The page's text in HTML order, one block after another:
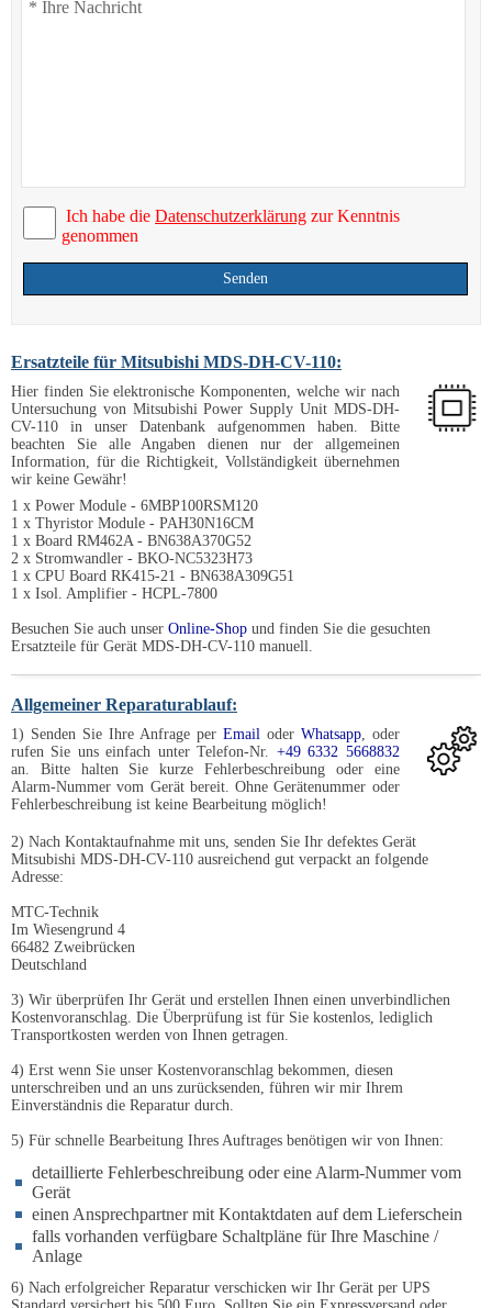
Ich habe die Datenschutzerklärung zur Kenntnis
genommen
Senden
Ersatzteile für Mitsubishi MDS-DH-CV-110:
Hier finden Sie elektronische Komponenten, welche wir nach
Untersuchung von Mitsubishi Power Supply Unit MDS-DH-
CV-110 in unser Datenbank aufgenommen haben. Bitte
beachten Sie alle Angaben dienen nur der allgemeinen
Information, für die Richtigkeit, Vollständigkeit übernehmen
wir keine Gewähr!
1 x Power Module - 6MBP100RSM120
1 x Thyristor Module - PAH30N16CM
1 x Board RM462A - BN638A370G52
2 x Stromwandler - BKO-NC5323H73
1 x CPU Board RK415-21 - BN638A309G51
1 x Isol. Amplifier - HCPL-7800
Besuchen Sie auch unser Online-Shop und finden Sie die gesuchten
Ersatzteile für Gerät MDS-DH-CV-110 manuell.
Allgemeiner Reparaturablauf:
1) Senden Sie Ihre Anfrage per Emailoder Whatsapp, oder
rufen Sie uns einfach unter Telefon-Nr. +49 6332 5668832
an. Bitte halten Sie kurze Fehlerbeschreibung oder eine
Alarm-Nummer vom Gerät bereit. Ohne Gerätenummer oder
Fehlerbeschreibung ist keine Bearbeitung möglich!
2) Nach Kontaktaufnahme mit uns, senden Sie Ihr defektes Gerät
Mitsubishi MDS-DH-CV-110 ausreichend gut verpackt an folgende
Adresse:
MTC-Technik
Im Wiesengrund 4
66482 Zweibrücken
Deutschland
3) Wir überprüfen Ihr Gerät und erstellen Ihnen einen unverbindlichen
Kostenvoranschlag. Die Überprüfung ist für Sie kostenlos, lediglich
Transportkosten werden von Ihnen getragen.
4) Erst wenn Sie unser Kostenvoranschlag bekommen, diesen
unterschreiben und an uns zurücksenden, führen wir mir Ihrem
Einverständnis die Reparatur durch.
5) Für schnelle Bearbeitung Ihres Auftrages benötigen wir von Ihnen:
detaillierte Fehlerbeschreibung oder eine Alarm-Nummer vom
Gerät
einen Ansprechpartner mit Kontaktdaten auf dem Lieferschein
falls vorhanden verfügbare Schaltpläne für Ihre Maschine /
Anlage
6) Nach erfolgreicher Reparatur verschicken wir Ihr Gerät per UPS